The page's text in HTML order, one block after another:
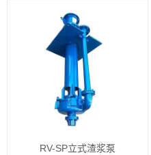
RV-SP立式渣浆泵